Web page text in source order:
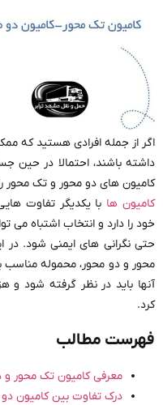
اگر از جمله افرادی هستید که
داشته باشند، احتمالا در حین
کامیون های دو محور و تک محور
کامیون ها با یکدیگر تفاوت
خود را دارد و انتخاب اشتباه می
حتی نگرانی های ایمنی شود. در
محور و دو محور، محموله مناسب
آنها باید در نظر گرفته شود و
کرد.
فهرست مطالب
معرفی کامیون تک محور و
درک تفاوت بین کامیون